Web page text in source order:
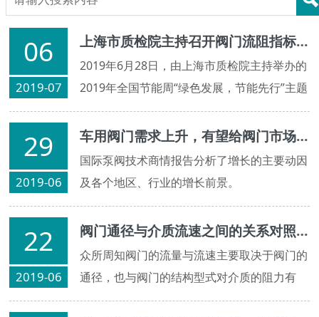
06
2019-07
上海市质检院主持召开阀门流阻指标与能效评价标准研讨会
2019年6月28日，由上海市质检院主持举办的
2019年全国节能周“绿色发展，节能先行”主题
活动——阀门流阻指标与能效评价标准研讨会
在上海市能效中心召开...
29
2019-06
车用阀门需求上升，有望给阀门市场带来新的机会
国际泵阀技术商情报告分析了增长的主要动因
及各个地区、行业的增长前景。
22
2019-06
阀门通径与介质流速之间的关系对照表
众所周知阀门的流量与流速主要取决于阀门的
通径，也与阀门的结构型式对介质的阻力有
关，同时与阀门的压力、温度及介质的浓度等